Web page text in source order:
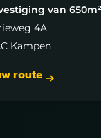
van 650m²
4A
Kampen
route